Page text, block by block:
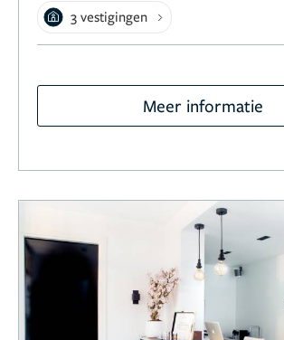
3 vestigingen
Meer informatie